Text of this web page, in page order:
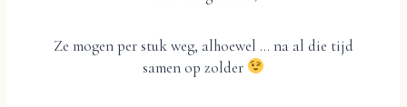
Ze mogen per stuk weg, alhoewel … na al die tijd
samen op zolder